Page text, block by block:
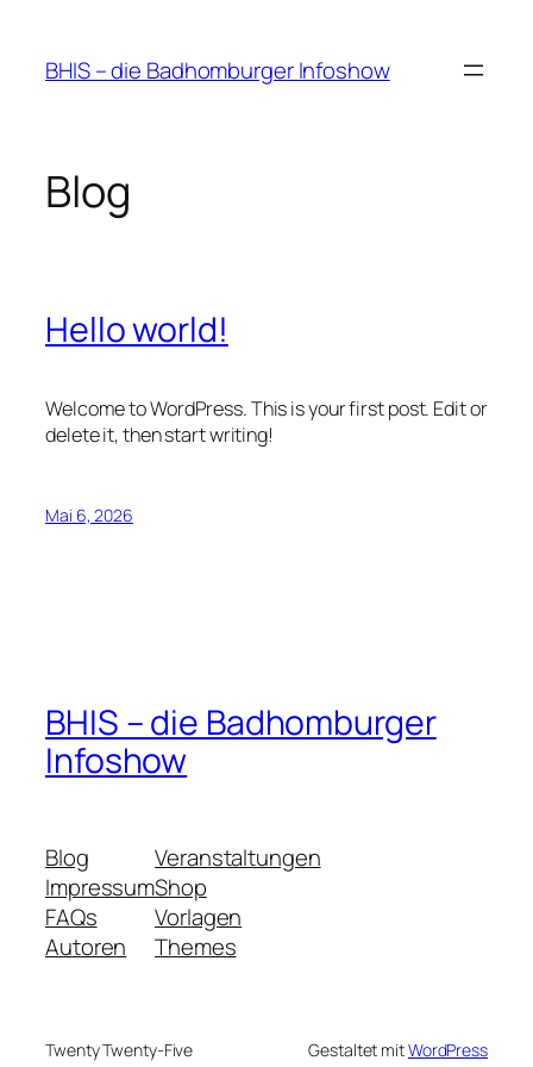
springen
BHIS – die Badhomburger Infoshow
Blog
Hello world!
Welcome to WordPress. This is your first post. Edit or
delete it, then start writing!
Mai 6, 2026
BHIS – die Badhomburger
Infoshow
Blog
Impressum
FAQs
Autoren
Veranstaltungen
Shop
Vorlagen
Themes
Twenty Twenty-Five Gestaltet mitWordPress